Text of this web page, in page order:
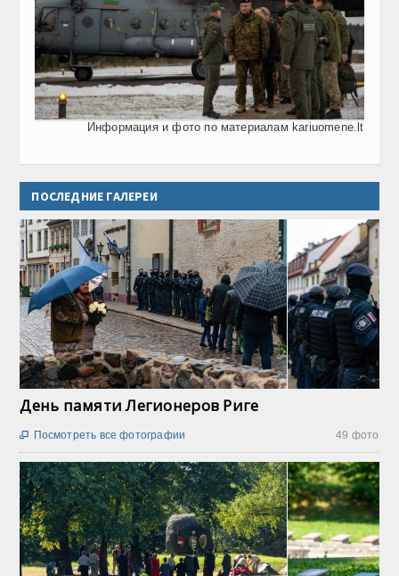
Информация и фото по материалам kariuomene.lt
ПОСЛЕДНИЕ ГАЛЕРЕИ
День памяти Легионеров Риге
49 фото
 Посмотреть все фотографии